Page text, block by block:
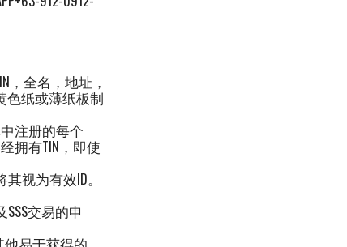
，全名，地址，
色纸或薄纸板制
注册的每个
拥有TIN，即使
视为有效ID。
交易的申